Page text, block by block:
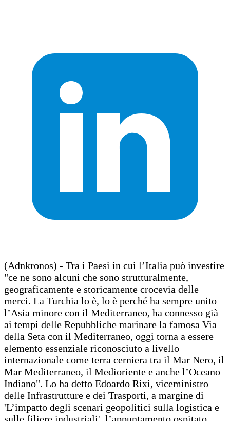
(Adnkronos) - Tra i Paesi in cui l’Italia può investire
"ce ne sono alcuni che sono strutturalmente,
geograficamente e storicamente crocevia delle
merci. La Turchia lo è, lo è perché ha sempre unito
l’Asia minore con il Mediterraneo, ha connesso già
ai tempi delle Repubbliche marinare la famosa Via
della Seta con il Mediterraneo, oggi torna a essere
elemento essenziale riconosciuto a livello
internazionale come terra cerniera tra il Mar Nero, il
Mar Mediterraneo, il Medioriente e anche l’Oceano
Indiano". Lo ha detto Edoardo Rixi, viceministro
delle Infrastrutture e dei Trasporti, a margine di
'L’impatto degli scenari geopolitici sulla logistica e